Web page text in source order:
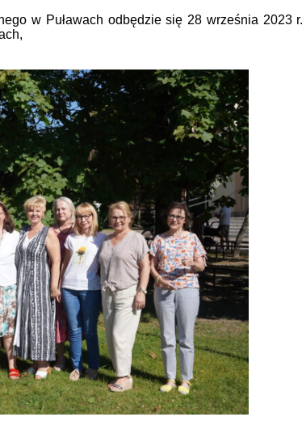
w Puławach odbędzie się 28 września 2023